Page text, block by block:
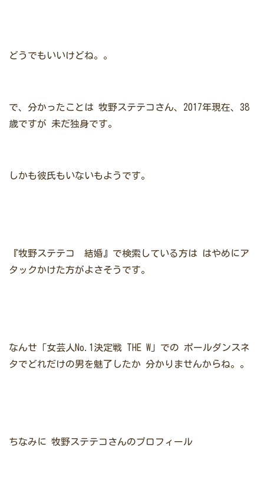
どうでもいいけどね。。
で、分かったことは 牧野ステテコさん、2017年現在、38
歳ですが 未だ独身です。
しかも彼氏もいないもようです。
『牧野ステテコ 結婚』で検索している方は はやめにア
タックかけた方がよさそうです。
なんせ「女芸人No.1決定戦 THE W」での ポールダンスネ
タでどれだけの男を魅了したか 分かりませんからね。。
ちなみに 牧野ステテコさんのプロフィール